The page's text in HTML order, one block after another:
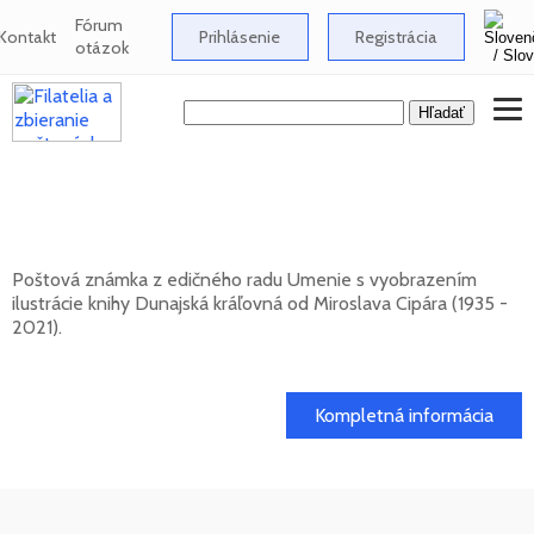
Fórum
otázok Prihlásenie Registrácia
Poštová známka z edičného radu Umenie s vyobrazením
ilustrácie knihy Dunajská kráľovná od Miroslava Cipára (1935 -
2021).
Kompletná informácia